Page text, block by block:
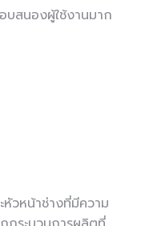
สนองผู้ใช้งานมาก
หัวหน้าช่างที่มีความ